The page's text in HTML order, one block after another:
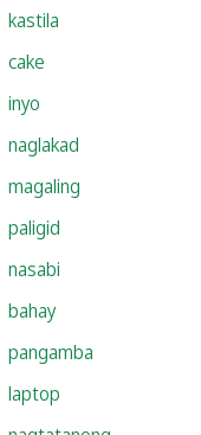
kastila
cake
inyo
naglakad
magaling
paligid
nasabi
bahay
pangamba
laptop